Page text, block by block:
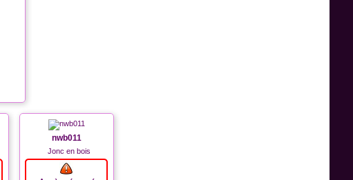
nwb011
Jonc en bois